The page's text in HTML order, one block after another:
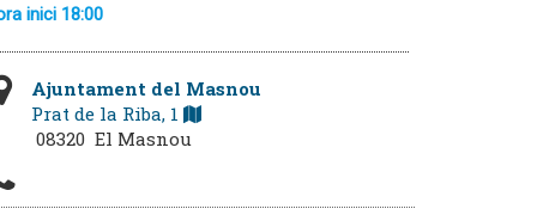
inici 18:00
Ajuntament del Masnou
Prat de la Riba, 1
08320 El Masnou